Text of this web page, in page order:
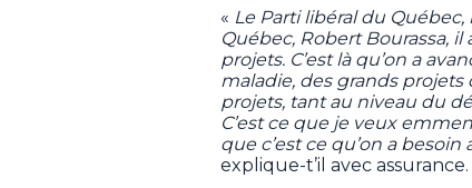
« Le Parti libéral du
Québec, Robert Bourassa,
projets. C’est là qu’on a
maladie, des grands projets
projets, tant au niveau du
C’est ce que je veux
que c’est ce qu’on a
explique-t’il avec assurance.